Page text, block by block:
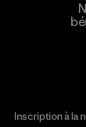
Inscription à la